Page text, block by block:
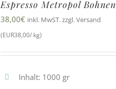
Espresso Metropol Bohnen
38,00€ inkl. MwST. zzgl. Versand
(EUR38,00/ kg)
Inhalt: 1000 gr